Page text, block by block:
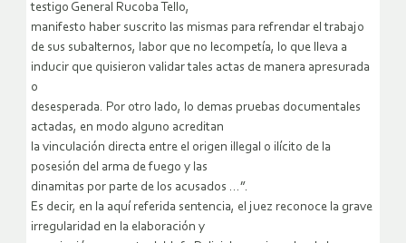
testigo General Rucoba Tello,
manifesto haber suscrito las mismas para refrendar el trabajo
de sus subalternos, labor que no lecompetía, lo que lleva a
inducir que quisieron validar tales actas de manera apresurada
o
desesperada. Por otro lado, lo demas pruebas documentales
actadas, en modo alguno acreditan
la vinculación directa entre el origen illegal o ilícito de la
posesión del arma de fuego y las
dinamitas por parte de los acusados …”.
Es decir, en la aquí referida sentencia, el juez reconoce la grave
irregularidad en la elaboración y